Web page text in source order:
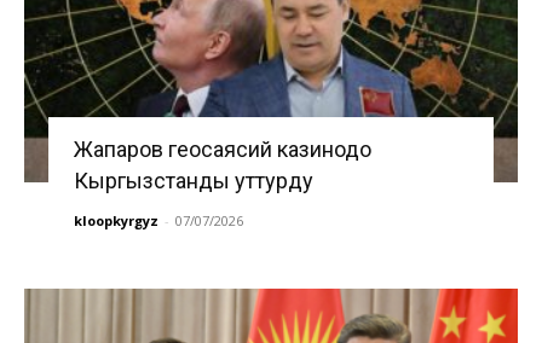
Жапаров геосаясий казинодо
Кыргызстанды уттурду
kloopkyrgyz - 07/07/2026